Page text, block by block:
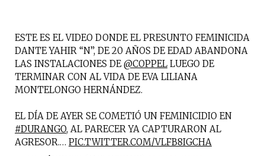
ESTE ES EL VIDEO DONDE EL PRESUNTO FEMINICIDA
DANTE YAHIR “N”, DE 20 AÑOS DE EDAD ABANDONA
LAS INSTALACIONES DE @COPPEL LUEGO DE
TERMINAR CON AL VIDA DE EVA LILIANA
MONTELONGO HERNÁNDEZ.
EL DÍA DE AYER SE COMETIÓ UN FEMINICIDIO EN
#DURANGO, AL PARECER YA CAPTURARON AL
AGRESOR.… PIC.TWITTER.COM/VLFB8IGCHA